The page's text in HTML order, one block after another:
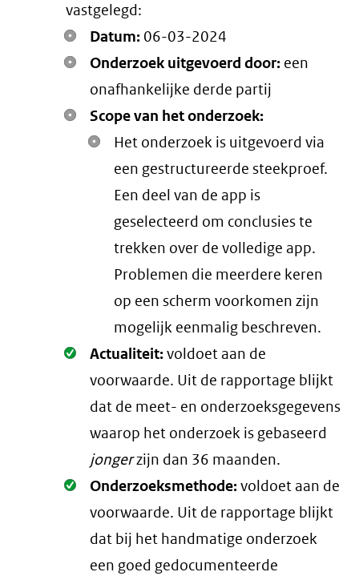
vastgelegd:
Datum: 06-03-2024
Onderzoek uitgevoerd door: een
onafhankelijke derde partij
Scope van het onderzoek:
Het onderzoek is uitgevoerd via
een gestructureerde steekproef.
Een deel van de app is
geselecteerd om conclusies te
trekken over de volledige app.
Problemen die meerdere keren
op een scherm voorkomen zijn
mogelijk eenmalig beschreven.
Oké.
Actualiteit:voldoet aan de
voorwaarde. Uit de rapportage blijkt
dat de meet- en onderzoeksgegevens
waarop het onderzoek is gebaseerd
jongerzijn dan 36 maanden.
Oké.
Onderzoeksmethode:voldoet aan de
voorwaarde. Uit de rapportage blijkt
dat bij het handmatige onderzoek
een goed gedocumenteerde